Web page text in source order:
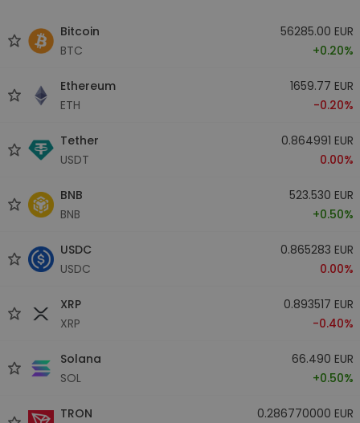
Bitcoin
BTC
56285.00 EUR
+0.20%
Ethereum
ETH
1659.77 EUR
-0.20%
Tether
USDT
0.864991 EUR
0.00%
BNB
BNB
523.530 EUR
+0.50%
USDC
USDC
0.865283 EUR
0.00%
XRP
XRP
0.893517 EUR
-0.40%
Solana
SOL
66.490 EUR
+0.50%
TRON
0.286770000 EUR